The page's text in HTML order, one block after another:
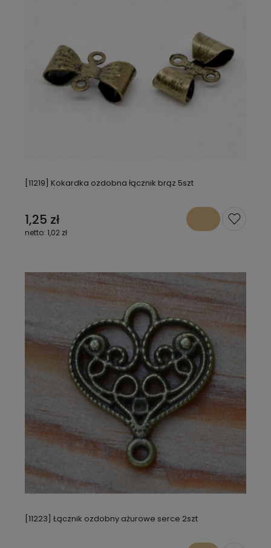
[11219] Kokardka ozdobna łącznik brąz 5szt
1,25 zł
1,02 zł
[11223] Łącznik ozdobny ażurowe serce 2szt